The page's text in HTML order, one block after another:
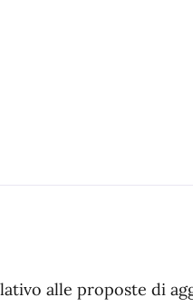
alle proposte di